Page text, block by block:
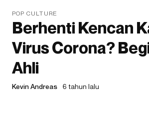
POP CULTURE
Berhenti Kencan
Virus Corona?
Ahli
Kevin Andreas 6 tahun lalu